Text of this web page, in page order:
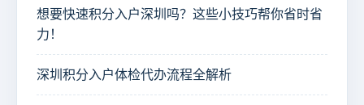
想要快速积分入户深圳吗？这些小技巧帮你省时省
力！
深圳积分入户体检代办流程全解析